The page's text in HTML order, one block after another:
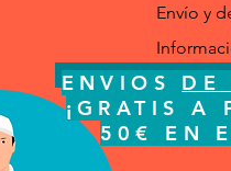
Envío y
ENVIOSDE
ENVIOS DE
¡GRATIS A
50€ EN